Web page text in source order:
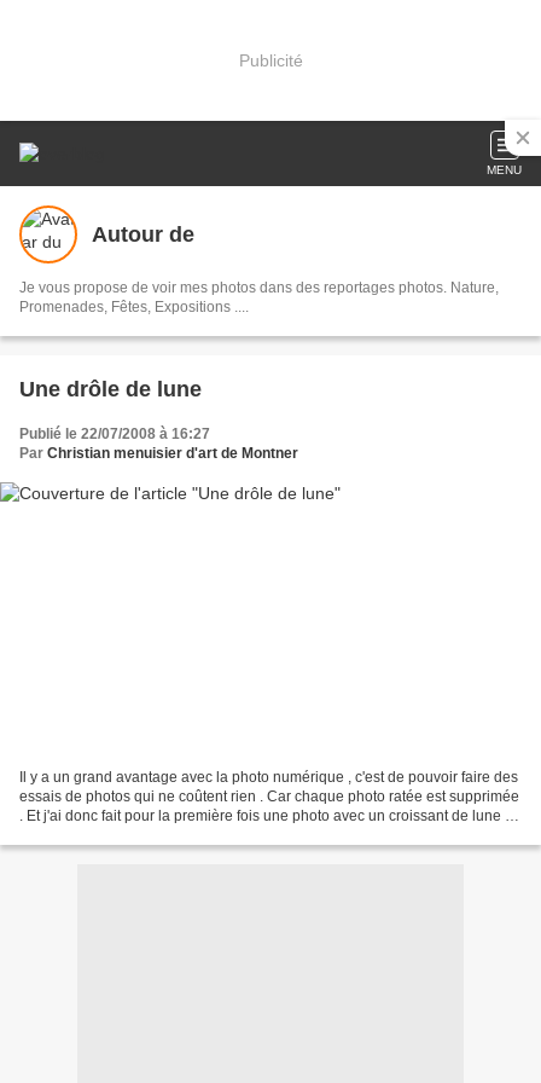
Publicité
MENU
Autour de
Je vous propose de voir mes photos dans des reportages photos. Nature,
Promenades, Fêtes, Expositions ....
Une drôle de lune
Publié le 22/07/2008 à 16:27
Par Christian menuisier d'art de Montner
Il y a un grand avantage avec la photo numérique , c'est de pouvoir faire des
essais de photos qui ne coûtent rien . Car chaque photo ratée est supprimée
. Et j'ai donc fait pour la première fois une photo avec un croissant de lune .